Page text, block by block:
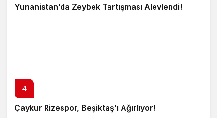
Yunanistan’da Zeybek Tartışması Alevlendi!
4
Çaykur Rizespor, Beşiktaş’ı Ağırlıyor!